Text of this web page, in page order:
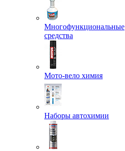
Многофункциональные
средства
Мото-вело химия
Наборы автохимии